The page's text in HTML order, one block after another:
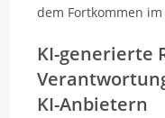
dem Fortkommen
KI-generierte
KI-Anbietern